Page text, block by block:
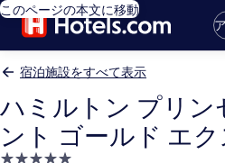
このページの本文に移動
宿泊施設をすべて表示
ハミルトン プリン
ント ゴールド エ